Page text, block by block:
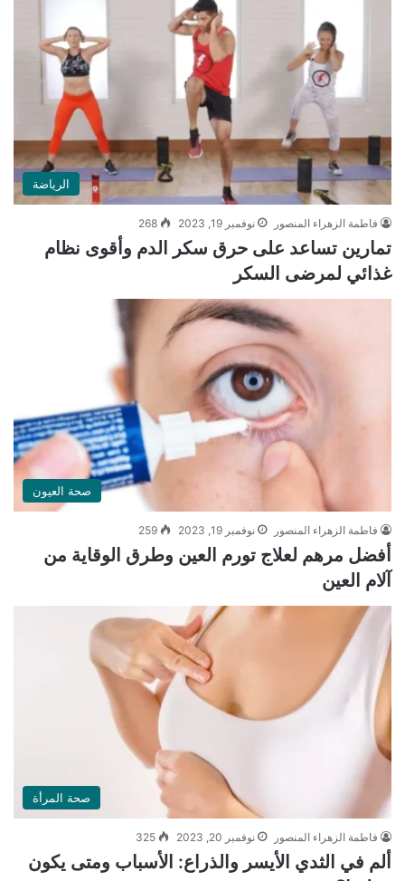
الرياضة
فاطمة الزهراء المنصور نوفمبر 19, 2023 268
تمارين تساعد على حرق سكر الدم وأقوى نظام
غذائي لمرضى السكر
صحة العيون
فاطمة الزهراء المنصور نوفمبر 19, 2023 259
أفضل مرهم لعلاج تورم العين وطرق الوقاية من
آلام العين
صحة المرأة
فاطمة الزهراء المنصور نوفمبر 20, 2023 325
ألم في الثدي الأيسر والذراع: الأسباب ومتى يكون